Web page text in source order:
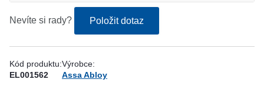
Nevíte si rady? Položit dotaz
Kód produktu:
EL001562
Výrobce:
Assa Abloy